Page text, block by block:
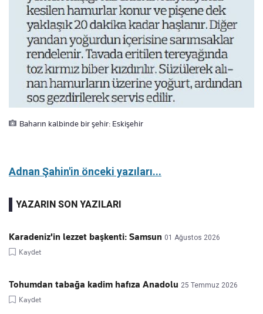
Baharın kalbinde bir şehir: Eskişehir
Adnan Şahin'in önceki yazıları...
YAZARIN SON YAZILARI
Karadeniz'in lezzet başkenti: Samsun 01 Ağustos 2026
Kaydet
Tohumdan tabağa kadim hafıza Anadolu 25 Temmuz 2026
Kaydet